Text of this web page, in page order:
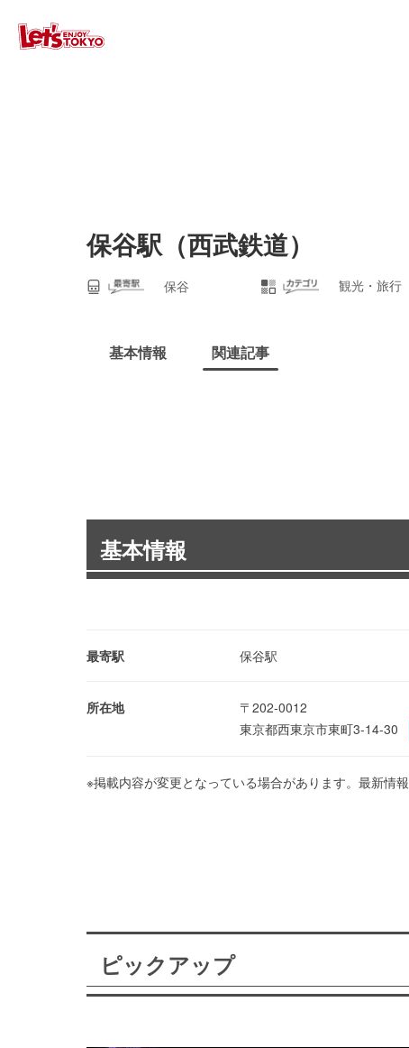
保谷駅（西武鉄道）
保谷 観光・旅行
基本情報 関連記事
基本情報
最寄駅 保谷駅
所在地
〒202-0012
東京都西東京市東町3-14-30
※掲載内容が変更となっている場合があります。最新情
ピックアップ